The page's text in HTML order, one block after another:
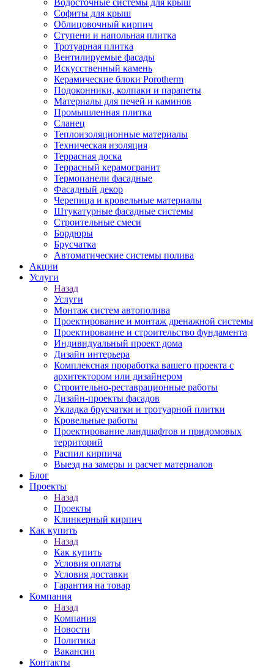
Водосточные системы для крыш
Софиты для крыш
Облицовочный кирпич
Ступени и напольная плитка
Тротуарная плитка
Вентилируемые фасады
Искусственный камень
Керамические блоки Porotherm
Подоконники, колпаки и парапеты
Материалы для печей и каминов
Промышленная плитка
Сланец
Теплоизоляционные материалы
Техническая изоляция
Террасная доска
Террасный керамогранит
Термопанели фасадные
Фасадный декор
Черепица и кровельные материалы
Штукатурные фасадные системы
Строительные смеси
Бордюры
Брусчатка
Автоматические системы полива
Акции
Услуги
Назад
Услуги
Монтаж систем автополива
Проектирование и монтаж дренажной системы
Проектироваине и строительство фундамента
Индивидуальный проект дома
Дизайн интерьера
Комплексная проработка вашего проекта с
архитектором или дизайнером
Строительно-реставрационные работы
Дизайн-проекты фасадов
Укладка брусчатки и тротуарной плитки
Кровельные работы
Проектирование ландшафтов и придомовых
территорий
Распил кирпича
Выезд на замеры и расчет материалов
Блог
Проекты
Назад
Проекты
Клинкерный кирпич
Как купить
Назад
Как купить
Условия оплаты
Условия доставки
Гарантия на товар
Компания
Назад
Компания
Новости
Политика
Вакансии
Контакты